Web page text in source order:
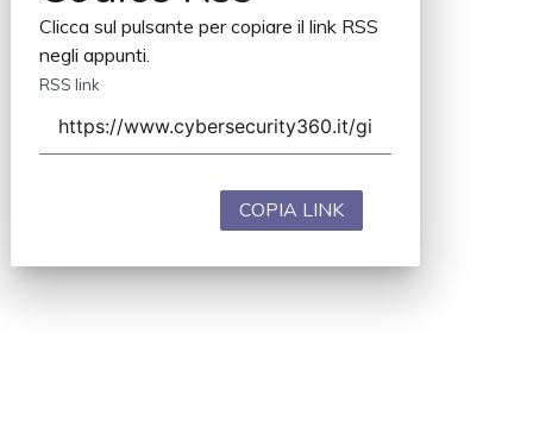
Clicca sul pulsante per copiare il link RSS
negli appunti.
RSS link
COPIA LINK